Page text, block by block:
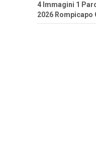
4 Immagini 1
2026